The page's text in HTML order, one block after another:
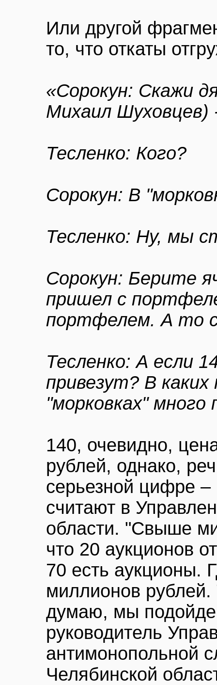
Или другой
то, что откаты
«Сорокун: Скажи
Михаил Шуховцев)
Тесленко: Кого?
Сорокун: В
Тесленко: Ну, мы
Сорокун: Берите
пришел с
портфелем. А то
Тесленко: А если
привезут? В
"морковках"
140, очевидно,
рублей, однако,
серьезной цифре
считают в
области. "Свыше
что 20 аукционов
70 есть аукционы.
миллионов
думаю, мы
руководитель
антимонопольной
Челябинской